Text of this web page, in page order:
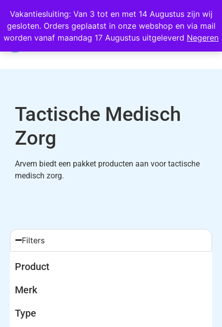
Vakantiesluiting: Van 3 tot en met 14 Augustus zijn wij
gesloten. Orders geplaatst in onze webshop en via mail
worden vanaf maandag 17 Augustus uitgeleverd Negeren
Wij scoren een 4,8 op Google
0
Tactische Medisch
Zorg
Arvem biedt een pakket producten aan voor tactische
medisch zorg.
Filters
Product
Merk
Type